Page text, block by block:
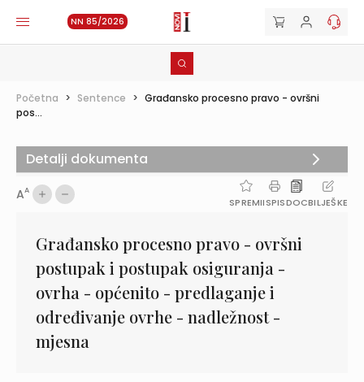
NN 85/2026
Početna > Sentence > Građansko procesno pravo - ovršni
pos...
AA
SPREMIISPISDOCBILJEŠKE
Građansko procesno pravo - ovršni
postupak i postupak osiguranja -
ovrha - općenito - predlaganje i
određivanje ovrhe - nadležnost -
mjesna
Detalji dokumenta